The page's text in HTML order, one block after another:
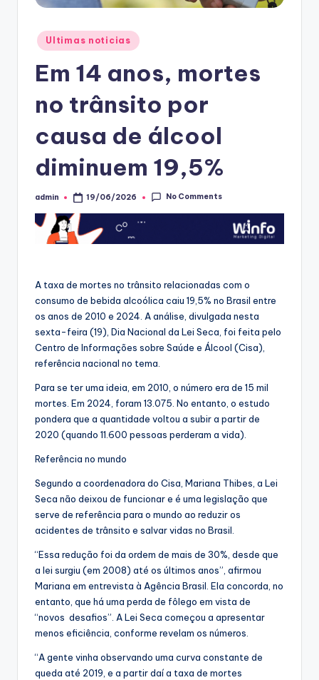
Posted
in
Ultimas noticias
Em 14 anos, mortes
no trânsito por
causa de álcool
diminuem 19,5%
Posted
admin 19/06/2026 No Comments
A taxa de mortes no trânsito relacionadas com o
consumo de bebida alcoólica caiu 19,5% no Brasil entre
os anos de 2010 e 2024. A análise, divulgada nesta
sexta-feira (19), Dia Nacional da Lei Seca, foi feita pelo
Centro de Informações sobre Saúde e Álcool (Cisa),
referência nacional no tema.
Para se ter uma ideia, em 2010, o número era de 15 mil
mortes. Em 2024, foram 13.075. No entanto, o estudo
pondera que a quantidade voltou a subir a partir de
2020 (quando 11.600 pessoas perderam a vida).
Referência no mundo
Segundo a coordenadora do Cisa, Mariana Thibes, a Lei
Seca não deixou de funcionar e é uma legislação que
serve de referência para o mundo ao reduzir os
acidentes de trânsito e salvar vidas no Brasil.
“Essa redução foi da ordem de mais de 30%, desde que
a lei surgiu (em 2008) até os últimos anos”, afirmou
Mariana em entrevista à Agência Brasil. Ela concorda, no
entanto, que há uma perda de fôlego em vista de
“novos desafios”. A Lei Seca começou a apresentar
menos eficiência, conforme revelam os números.
“A gente vinha observando uma curva constante de
queda até 2019, e a partir daí a taxa de mortes